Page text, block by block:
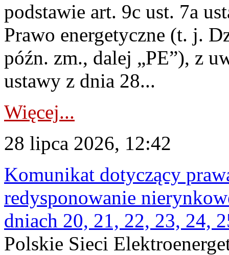
podstawie art. 9c ust. 7a
Prawo energetyczne (t. j.
późn. zm., dalej „PE”), z
ustawy z dnia 28...
Więcej...
28 lipca 2026, 12:42
Komunikat dotyczący
redysponowanie
dniach 20, 21, 22, 23, 24,
Polskie Sieci